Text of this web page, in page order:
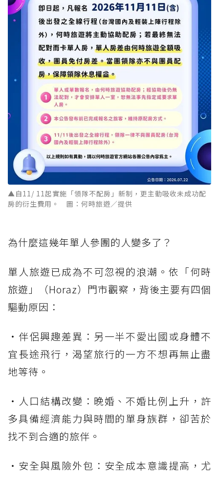
▲自11/ 11起實施「領隊不配房」新制，更主動吸收未成功配
房的衍生費用。 圖：何時旅遊／提供
為什麼這幾年單人參團的人變多了？
單人旅遊已成為不可忽視的浪潮。依「何時
旅遊」（Horaz）門市觀察，背後主要有四個
驅動原因：
・伴侶興趣差異：另一半不愛出國或身體不
宜長途飛行，渴望旅行的一方不想再無止盡
地等待。
・人口結構改變：晚婚、不婚比例上升，許
多具備經濟能力與時間的單身族群，卻苦於
找不到合適的旅伴。
・安全與風險外包：安全成本意識提高，尤